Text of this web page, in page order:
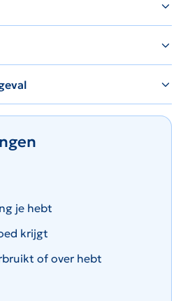
je hebt
krijgt
of over hebt